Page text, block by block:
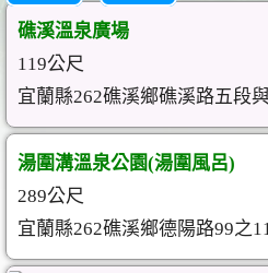
礁溪溫泉廣場
119公尺
宜蘭縣262礁溪鄉礁溪路五段
湯圍溝溫泉公園(湯圍風呂)
289公尺
宜蘭縣262礁溪鄉德陽路99之